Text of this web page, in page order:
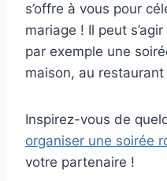
s’offre à vous pour
mariage ! Il peut
par exemple une
maison, au
Inspirez-vous de
organiser une soirée
votre partenaire !